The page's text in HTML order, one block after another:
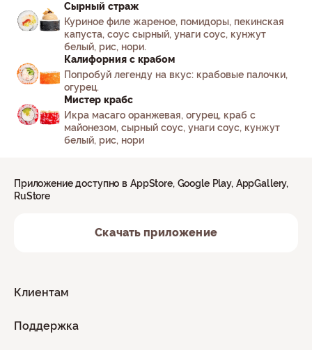
Сырный страж
Куриное филе жареное, помидоры, пекинская
капуста, соус сырный, унаги соус, кунжут
белый, рис, нори.
Калифорния с крабом
Попробуй легенду на вкус: крабовые палочки,
огурец.
Мистер крабс
Икра масаго оранжевая, огурец, краб с
майонезом, сырный соус, унаги соус, кунжут
белый, рис, нори
Клиентам
Поддержка
Приложение доступно в AppStore, Google Play, AppGallery,
RuStore
Скачать приложение